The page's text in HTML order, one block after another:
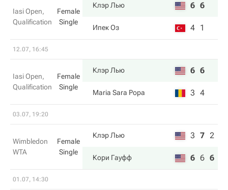
Iasi Open,
Qualification
Female
Single
Клэр Лью 6 6
Ипек Оз 4 1
12.07, 16:45
Iasi Open,
Qualification
Female
Single
Клэр Лью 6 6
Maria Sara Popa 3 4
03.07, 19:20
Wimbledon
WTA
Female
Single
Клэр Лью 3 7 2
Кори Гауфф 6 6 6
01.07, 14:30